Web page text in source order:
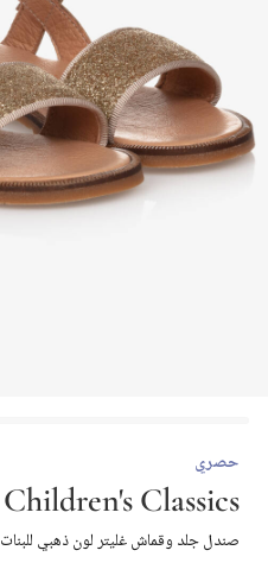
حصري
Children's Classics
صندل جلد وقماش غليتر لون ذهبي للبنات